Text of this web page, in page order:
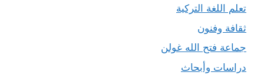
تعلم اللغة التركية
ثقافة وفنون
جماعة فتح الله غولن
دراسات وأبحاث